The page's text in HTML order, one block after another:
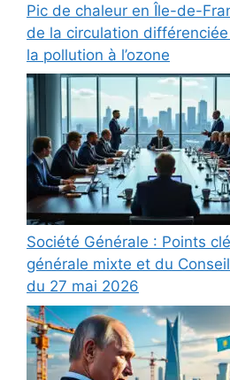
Pic de chaleur en Île-de-
de la circulation
la pollution à l’ozone
Société Générale : Points
générale mixte et du
du 27 mai 2026